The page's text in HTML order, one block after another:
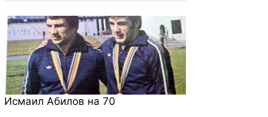
Исмаил Абилов на 70